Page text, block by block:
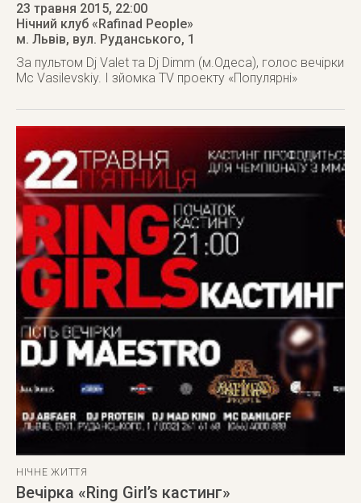
23 травня 2015, 22:00
Нічний клуб «Rafinad People»
м. Львів, вул. Руданського, 1
За пультом Dj Valet та Dj Dimm (м.Одеса), голос вечірки
Mc Vasilevskiy. І зйомка TV проекту «Популярні»
НІЧНЕ ЖИТТЯ
Вечірка «Ring Girl’s кастинг»